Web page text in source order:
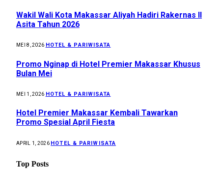
Wakil Wali Kota Makassar Aliyah Hadiri Rakernas II
Asita Tahun 2026
MEI 8, 2026 HOTEL & PARIWISATA
Promo Nginap di Hotel Premier Makassar Khusus
Bulan Mei
MEI 1, 2026 HOTEL & PARIWISATA
Hotel Premier Makassar Kembali Tawarkan
Promo Spesial April Fiesta
APRIL 1, 2026 HOTEL & PARIWISATA
Top Posts